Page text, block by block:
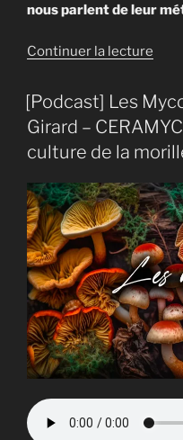
nous parlent de leur
Continuer la lecture
Les
#16
–
–
2
–
À
la
de
Gary
[Podcast] Les
Girard –
culture de la